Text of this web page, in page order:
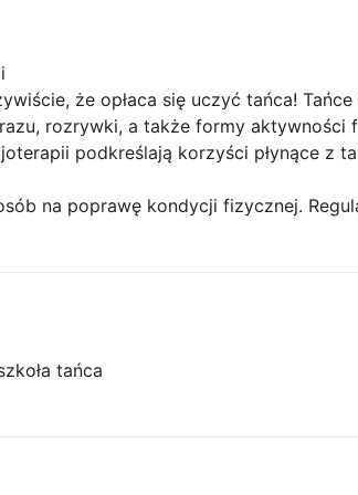
że opłaca się uczyć tańca!
rozrywki, a także formy aktywności
podkreślają korzyści płynące z
na poprawę kondycji fizycznej.
tańca